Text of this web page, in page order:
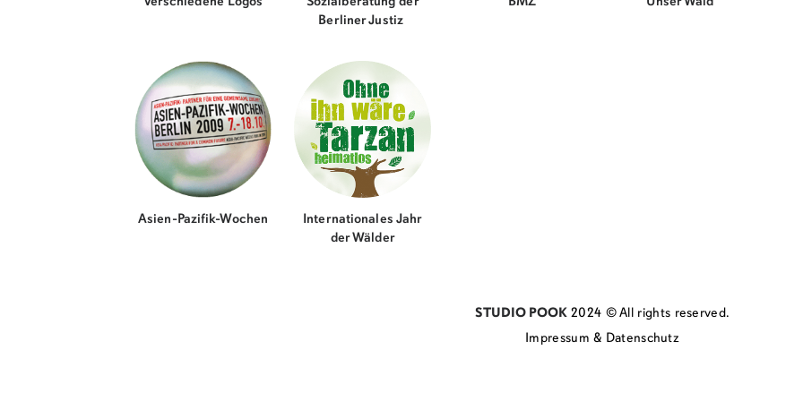
Berliner Justiz
Asien-Pazifik-Wochen
Internationales Jahr
der Wälder
STUDIO POOK 2024 © All rights reserved.
Impressum & Datenschutz